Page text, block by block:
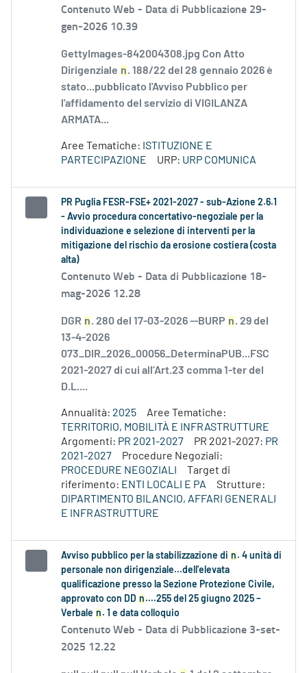
Contenuto Web - Data di Pubblicazione 29-
gen-2026 10.39
GettyImages-842004308.jpg Con Atto
Dirigenziale n. 188/22 del 28 gennaio 2026 è
stato...pubblicato l'Avviso Pubblico per
l'affidamento del servizio di VIGILANZA
ARMATA...
Aree Tematiche: ISTITUZIONE E
PARTECIPAZIONE
URP: URP COMUNICA
PR Puglia FESR-FSE+ 2021-2027 - sub-Azione 2.6.1
- Avvio procedura concertativo-negoziale per la
individuazione e selezione di interventi per la
mitigazione del rischio da erosione costiera (costa
alta)
Contenuto Web - Data di Pubblicazione 18-
mag-2026 12.28
DGR n. 280 del 17-03-2026 --BURP n. 29 del
13-4-2026
073_DIR_2026_00056_DeterminaPUB...FSC
2021-2027 di cui all’Art.23 comma 1-ter del
D.L....
Annualità: 2025
Aree Tematiche:
TERRITORIO, MOBILITÀ E INFRASTRUTTURE
Argomenti: PR 2021-2027 PR 2021-2027: PR
2021-2027
Procedure Negoziali:
PROCEDURE NEGOZIALI
Target di
riferimento: ENTI LOCALI E PA
Strutture:
DIPARTIMENTO BILANCIO, AFFARI GENERALI
E INFRASTRUTTURE
Avviso pubblico per la stabilizzazione di n . 4 unità di
personale non dirigenziale...dell’elevata
qualificazione presso la Sezione Protezione Civile,
approvato con DD n ....255 del 25 giugno 2025 –
Verbale n . 1 e data colloquio
Contenuto Web - Data di Pubblicazione 3-set-
2025 12.22